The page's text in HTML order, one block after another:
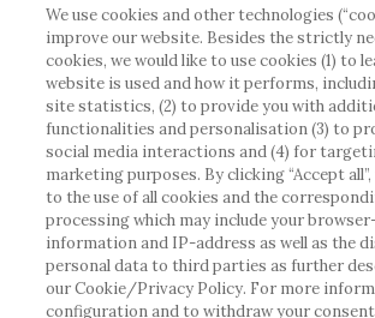
att vi inte tar något ansvar för
eventuellt inte uppfyller någon
process, förordning, registrering eller
landet där du bor.
Roche har inte alltid möjlighet att
andras inlägg, men kommer att ta bort
eller olämpliga inlägg i möjligaste mån.
ansvar för innehållet på externa
det länkas till. Kopiering av material
webbplats för användning någon
We use cookies and other technologies
improve our website. Besides the strictly
cookies, we would like to use cookies (1) to
website is used and how it performs,
site statistics, (2) to provide you with
functionalities and personalisation (3) to
social media interactions and (4) for
marketing purposes. By clicking “Accept
to the use of all cookies and the
processing which may include your
information and IP-address as well as the
personal data to third parties as further
our Cookie/Privacy Policy. For more
configuration and to withdraw your